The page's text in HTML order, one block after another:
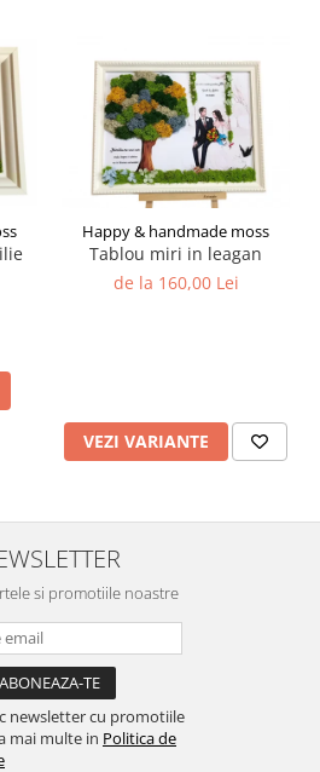
Happy & handmade moss
Tablou miri in leagan
de la 160,00 Lei
VEZI VARIANTE
si promotiile noastre
newsletter cu promotiile
mai multe in Politica de